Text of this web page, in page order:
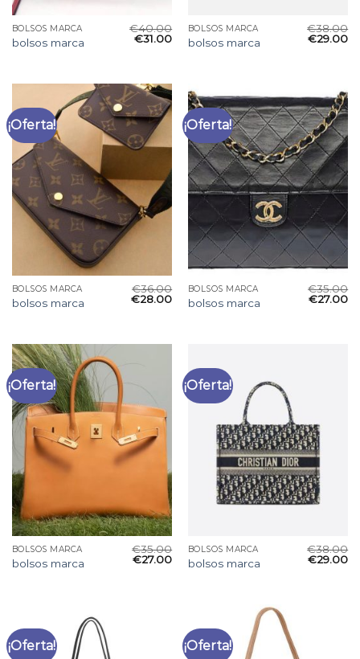
BOLSOS MARCA
bolsos marca
€40.00
€31.00
BOLSOS MARCA
bolsos marca
€38.00
€29.00
¡Oferta!
BOLSOS MARCA
bolsos marca
€36.00
€28.00
¡Oferta!
BOLSOS MARCA
bolsos marca
€35.00
€27.00
¡Oferta!
BOLSOS MARCA
bolsos marca
€35.00
€27.00
¡Oferta!
BOLSOS MARCA
bolsos marca
€38.00
€29.00
¡Oferta! ¡Oferta!